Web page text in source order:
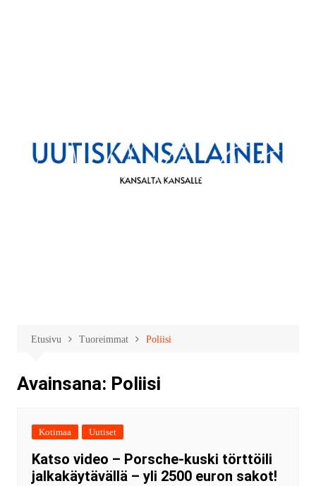
Etusivu Tuoreimmat Poliisi
Avainsana: Poliisi
Kotimaa Uutiset
Katso video – Porsche-kuski törttöili
jalkakäytävällä – yli 2500 euron sakot!